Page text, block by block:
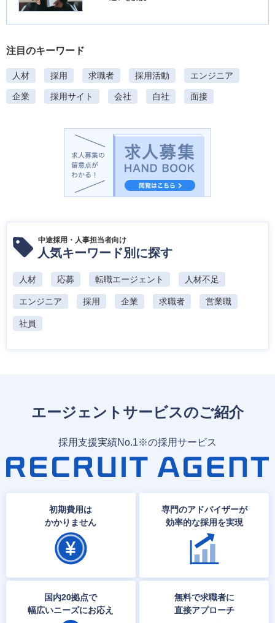
注目のキーワード
人材 採用 求職者 採用活動 エンジニア
企業 採用サイト 会社 自社 面接
人材 応募 転職エージェント 人材不足
エンジニア 採用 企業 求職者 営業職
社員
エージェントサービスのご紹介
採用支援実績No.1※の採用サービス
初期費用は
かかりません
専門のアドバイザーが
効率的な採用を実現
国内20拠点で
幅広いニーズにお応え
無料で求職者に
直接アプローチ